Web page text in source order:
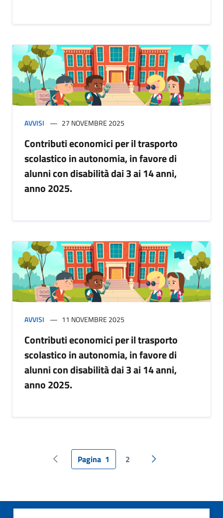
AVVISI 27 NOVEMBRE 2025
Contributi economici per il trasporto
scolastico in autonomia, in favore di
alunni con disabilità dai 3 ai 14 anni,
anno 2025.
AVVISI 11 NOVEMBRE 2025
Contributi economici per il trasporto
scolastico in autonomia, in favore di
alunni con disabilità dai 3 ai 14 anni,
anno 2025.
Pagina precedente
Pagina 1 2 Pagina successiva